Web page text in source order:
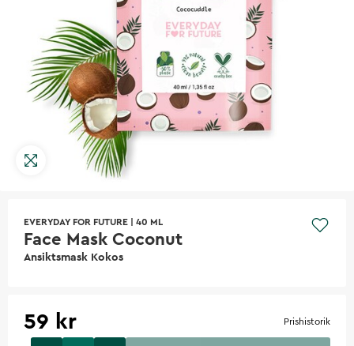
EVERYDAY FOR FUTURE 40 ML
Face Mask Coconut
Ansiktsmask Kokos
59 kr Prishistorik